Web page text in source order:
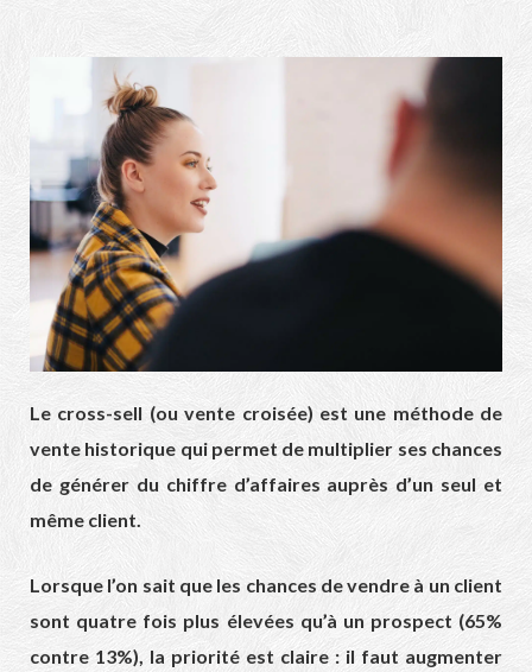
Le cross-sell (ou vente croisée) est une méthode de
vente historique qui permet de multiplier ses chances
de générer du chiffre d’affaires auprès d’un seul et
même client.
Lorsque l’on sait que les chances de vendre à un client
sont quatre fois plus élevées qu’à un prospect (65%
contre 13%), la priorité est claire : il faut augmenter